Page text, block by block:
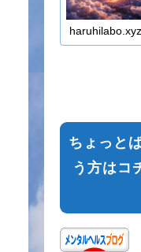
haruhilabo.xyz
ちょっと
う方はコ